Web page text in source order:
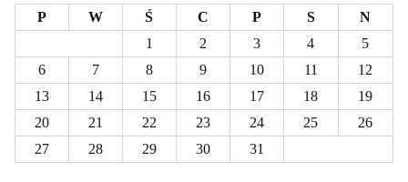
P
W Ś C P S
N
1
2 3 4
5
6
7 8 9 10 11
12
13
14 15 16 17 18
19
20
21 22 23 24 25
26
27
28 29 30 31